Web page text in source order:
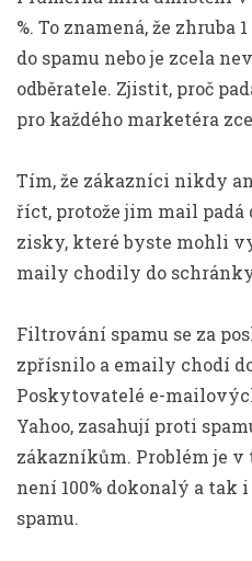
%. To znamená, že zhruba
do spamu nebo je zcela
odběratele. Zjistit, proč
pro každého marketéra
Tím, že zákazníci nikdy
říct, protože jim mail padá
zisky, které byste mohli
maily chodily do
Filtrování spamu se za
zpřísnilo a emaily chodí
Poskytovatelé e-
Yahoo, zasahují proti
zákazníkům. Problém je
není 100% dokonalý a tak
spamu.